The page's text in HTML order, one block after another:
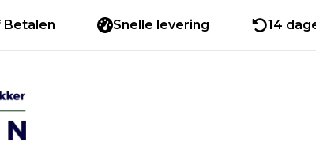
Snelle levering 14